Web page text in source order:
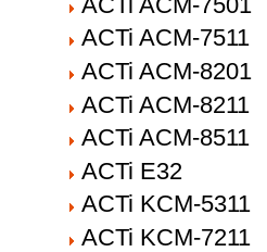
ACTi ACM-7511
ACTi ACM-8201
ACTi ACM-8211
ACTi ACM-8511
ACTi E32
ACTi KCM-5311
ACTi KCM-7211